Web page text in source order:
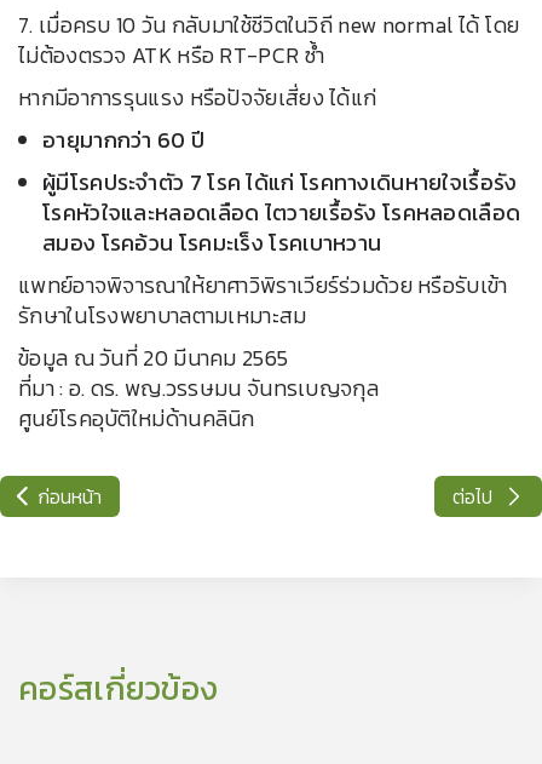
7. เมื่อครบ 10 วัน กลับมาใช้ชีวิตในวิถี new normal ได้ โดย
ไม่ต้องตรวจ ATK หรือ RT-PCR ซ้ำ
หากมีอาการรุนแรง หรือปัจจัยเสี่ยง ได้แก่
อายุมากกว่า 60 ปี
ผู้มีโรคประจำตัว 7 โรค ได้แก่ โรคทางเดินหายใจเรื้อรัง
โรคหัวใจและหลอดเลือด ไตวายเรื้อรัง โรคหลอดเลือด
สมอง โรคอ้วน โรคมะเร็ง โรคเบาหวาน
แพทย์อาจพิจารณาให้ยาศาวิพิราเวียร์ร่วมด้วย หรือรับเข้า
รักษาในโรงพยาบาลตามเหมาะสม
ข้อมูล ณ วันที่ 20 มีนาคม 2565
ที่มา : อ. ดร. พญ.วรรษมน จันทรเบญจกุล
ศูนย์โรคอุบัติใหม่ด้านคลินิก
ก่อนหน้า ต่อไป
คอร์สเกี่ยวข้อง